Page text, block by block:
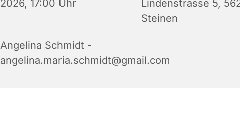
2026, 17:00 Uhr
Lindenstrasse 5,
Steinen
Angelina Schmidt -
angelina.maria.schmidt@gmail.com